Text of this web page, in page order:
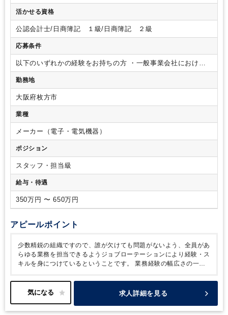
売掛・買掛管理・単体・連結決算業務・海外子会社管理・税
務申告・開示資料の作成
じ、お任せする業務は考慮いたします。
活かせる資格
公認会計士/日商簿記 １級/日商簿記 ２級
応募条件
以下のいずれかの経験をお持ちの方 ・一般事業会社における
３年程度の経理実務経験・会計事務所もしくは税理士事務所
にて税理士補助の経験３年程度
くはそれに準ずる企業にて経理経験をお持ちの方
（グローバル尚歓迎）における経理経験者
の語学力をお持ちの方
をお持ちの方・周囲とのコミュニケーションを大切にできる
方
勤務地
大阪府枚方市
業種
メーカー（電子・電気機器）
ポジション
スタッフ・担当級
給与・待遇
350万円 〜 650万円
アピールポイント
少数精鋭の組織ですので、誰が欠けても問題がないよう、全員があ
らゆる業務を担当できるようジョブローテーションにより経験・ス
キルを身につけているということです。
業務経験の幅広さの一方
方をしており、ワークライフバランスも図れるポジションです。
縦割りの組織ではなく、色々な経験をどんどん積みたいという方に
求人詳細を見る